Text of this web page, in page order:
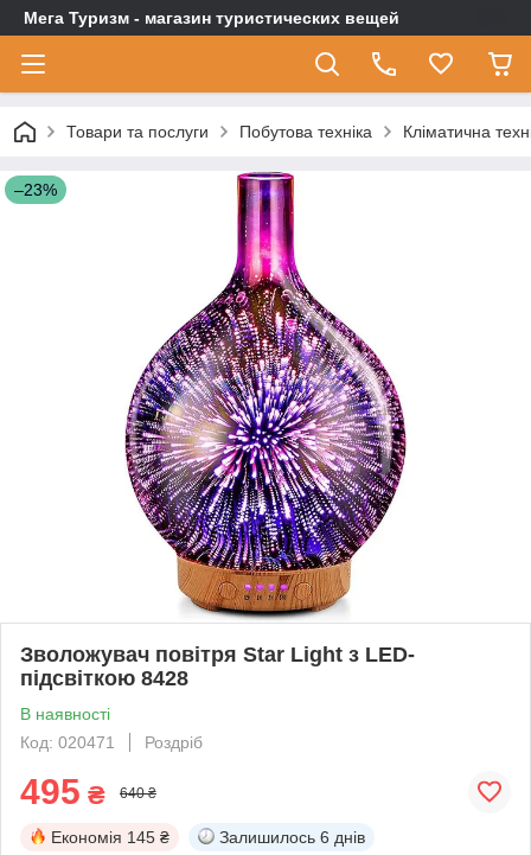
Мега Туризм - магазин туристических вещей
Товари та послуги Побутова техніка Кліматична
–23%
Зволожувач повітря Star Light з LED-
підсвіткою 8428
В наявності
Код: 020471
Роздріб
495 ₴ 640 ₴
Економія 145 ₴ Залишилось 6 днів